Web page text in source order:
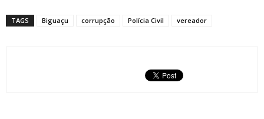
TAGS Biguaçu corrupção Polícia Civil vereador